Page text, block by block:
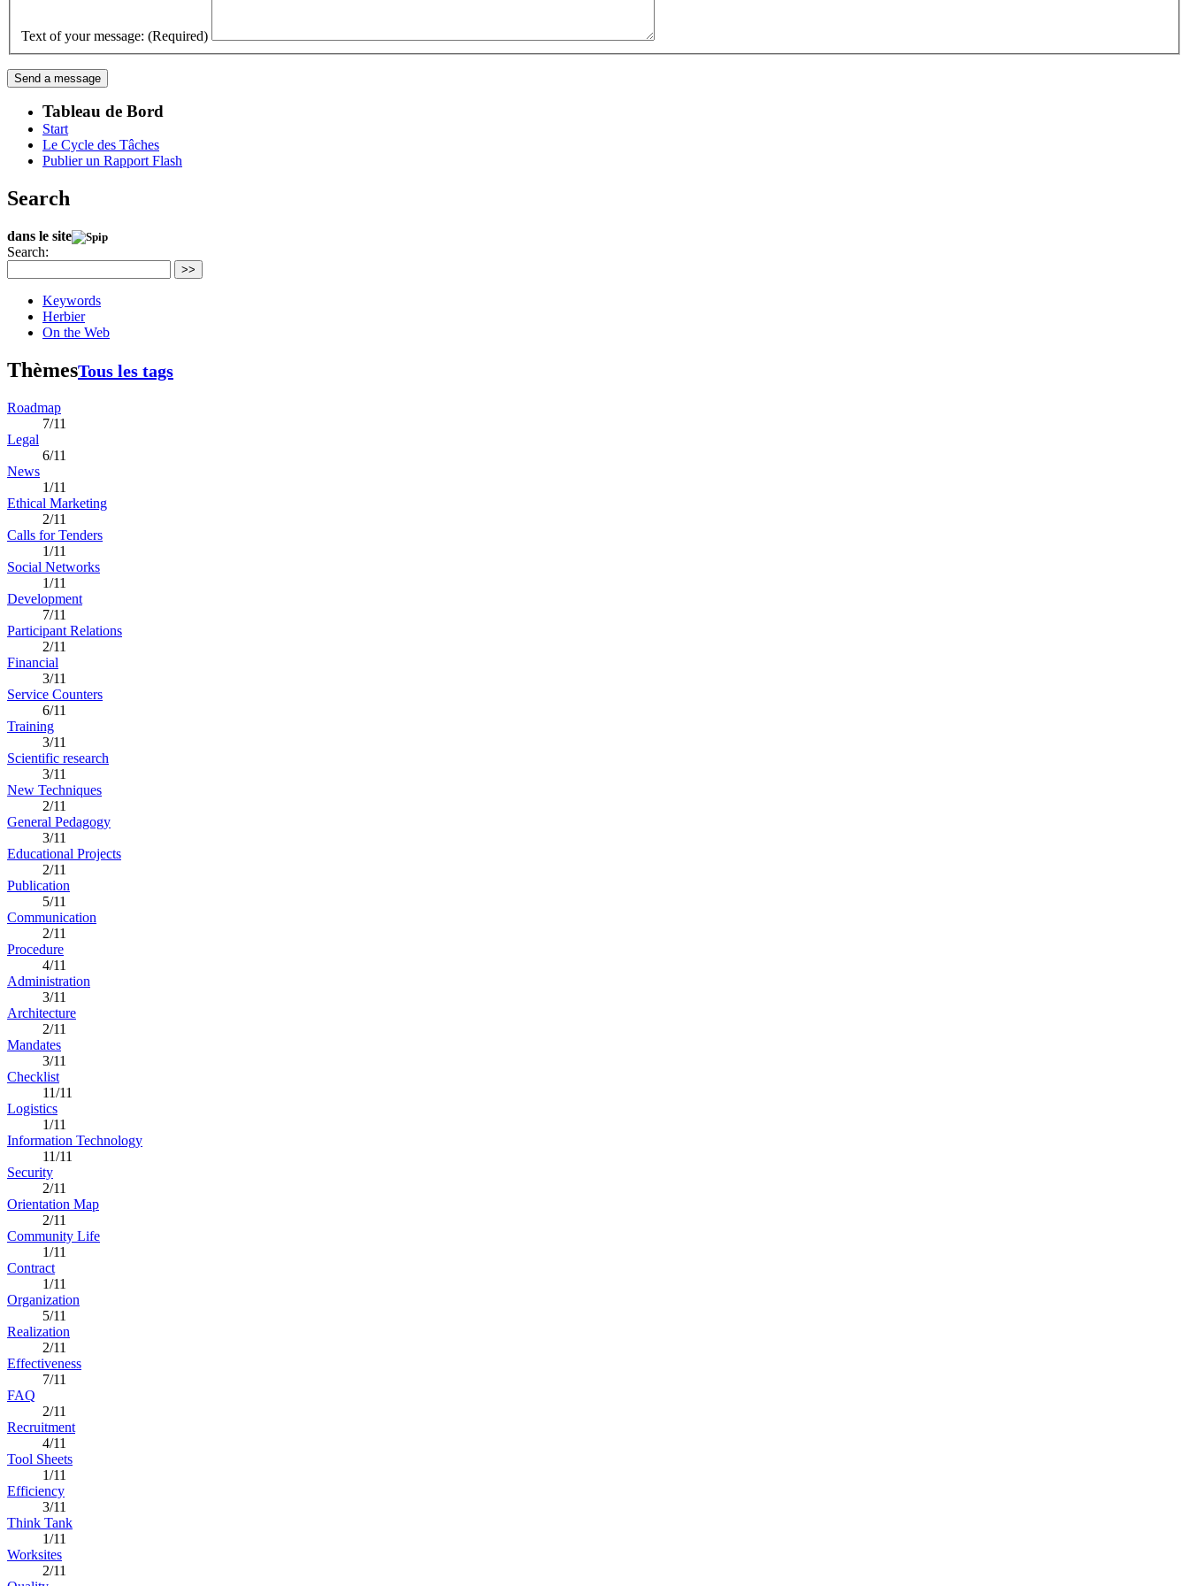
Text of your message: (Required)
Tableau de Bord
Start
Le Cycle des Tâches
Publier un Rapport Flash
Search
dans le site
Search:
>>
Keywords
Herbier
On the Web
ThèmesTous les tags
Roadmap
7/11
Legal
6/11
News
1/11
Ethical Marketing
2/11
Calls for Tenders
1/11
Social Networks
1/11
Development
7/11
Participant Relations
2/11
Financial
3/11
Service Counters
6/11
Training
3/11
Scientific research
3/11
New Techniques
2/11
General Pedagogy
3/11
Educational Projects
2/11
Publication
5/11
Communication
2/11
Procedure
4/11
Administration
3/11
Architecture
2/11
Mandates
3/11
Checklist
11/11
Logistics
1/11
Information Technology
11/11
Security
2/11
Orientation Map
2/11
Community Life
1/11
Contract
1/11
Organization
5/11
Realization
2/11
Effectiveness
7/11
FAQ
2/11
Recruitment
4/11
Tool Sheets
1/11
Efficiency
3/11
Think Tank
1/11
Worksites
2/11